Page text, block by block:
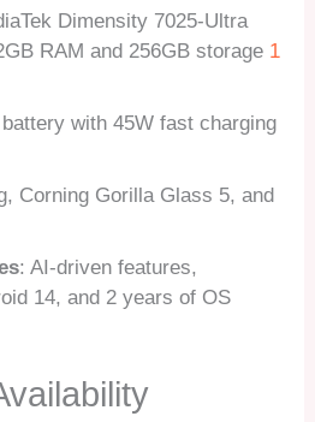
Dimensity 7025-Ultra
RAM and 256GB storage 1
with 45W fast charging
Corning Gorilla Glass 5, and
: AI-driven features,
14, and 2 years of OS